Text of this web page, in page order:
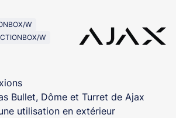
W
W
Bullet, Dôme et Turret de Ajax
utilisation en extérieur